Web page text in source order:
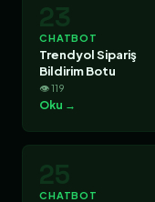
23
CHATBOT
Trendyol Sipariş
Bildirim Botu
👁 119
Oku →
25
CHATBOT